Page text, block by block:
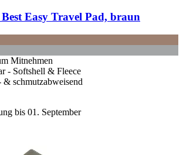
Easy Travel Pad, braun
Mitnehmen
- Softshell & Fleece
& schmutzabweisend
bis 01. September